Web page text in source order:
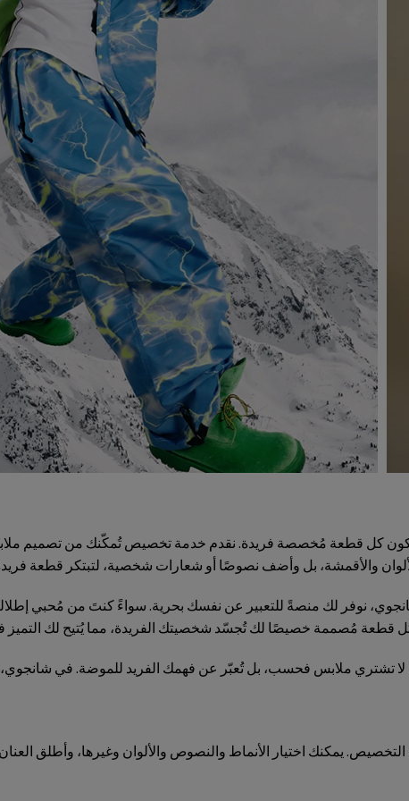
كل قطعة مُخصصة فريدة. نقدم خدمة تخصيص تُمكّنك من تصميم
نوفر لك منصةً للتعبير عن نفسك بحرية. سواءً كنتَ من مُحبي إطلالة
قطعة مُصممة خصيصًا لك تُجسّد شخصيتك الفريدة، مما يُتيح لك
تشتري ملابس فحسب، بل تُعبّر عن فهمك الفريد للموضة. في شانجوي،
يمكنك اختيار الأنماط والنصوص والألوان وغيرها، وأطلق